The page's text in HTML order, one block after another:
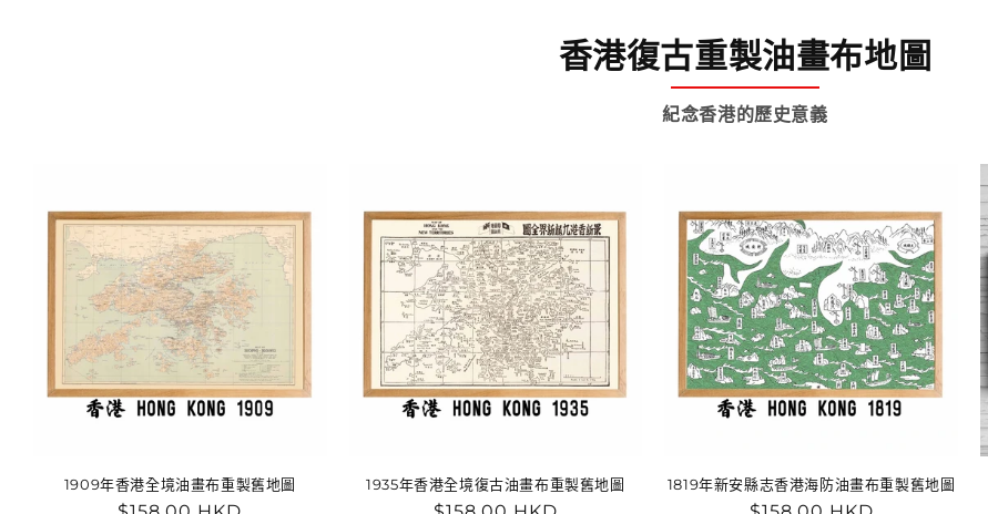
香港復古重製油畫布地圖
紀念香港的歷史意義
1909年香港全境油畫布重製舊地圖 1935年香港全境復古油畫布重製舊地圖 1819年新安縣志香港海防油畫布重製舊地圖